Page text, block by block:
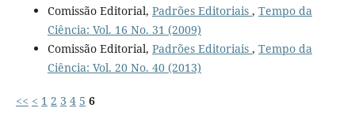
Comissão Editorial, Padrões Editoriais , Tempo da
Ciência: Vol. 16 No. 31 (2009)
Comissão Editorial, Padrões Editoriais , Tempo da
Ciência: Vol. 20 No. 40 (2013)
<< < 1 2 3 4 5 6